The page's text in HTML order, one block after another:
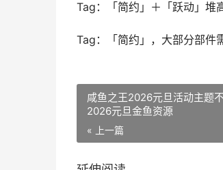
Tag：「简约」＋「跃动」堆
Tag：「简约」，大部分部件
咸鱼之王2026元旦活动主题
2026元旦金鱼资源
« 上一篇